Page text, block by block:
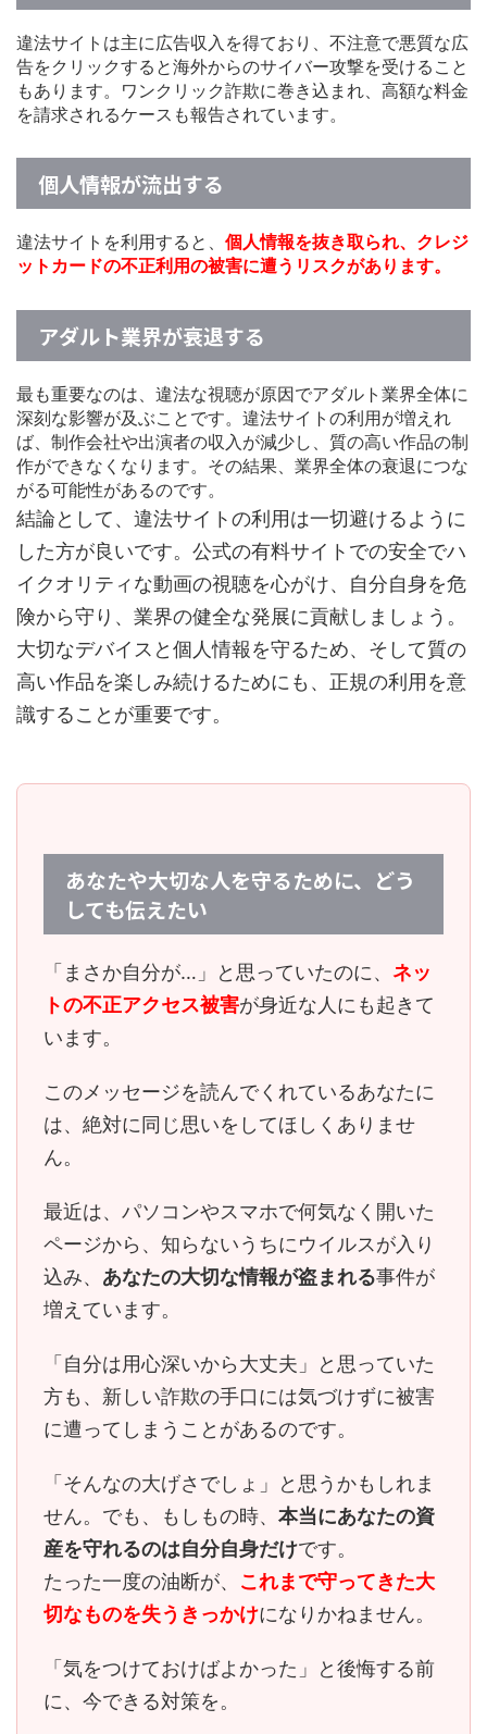
違法サイトは主に広告収入を得ており、不注意で悪質な広
告をクリックすると海外からのサイバー攻撃を受けること
もあります。ワンクリック詐欺に巻き込まれ、高額な料金
を請求されるケースも報告されています。
個人情報が流出する
違法サイトを利用すると、 個人情報を抜き取られ、クレジ
ットカードの不正利用の被害に遭うリスクがあります。
アダルト業界が衰退する
最も重要なのは、違法な視聴が原因でアダルト業界全体に
深刻な影響が及ぶことです。違法サイトの利用が増えれ
ば、制作会社や出演者の収入が減少し、質の高い作品の制
作ができなくなります。その結果、業界全体の衰退につな
がる可能性があるのです。
結論として、違法サイトの利用は一切避けるように
した方が良いです。公式の有料サイトでの安全でハ
イクオリティな動画の視聴を心がけ、自分自身を危
険から守り、業界の健全な発展に貢献しましょう。
大切なデバイスと個人情報を守るため、そして質の
高い作品を楽しみ続けるためにも、正規の利用を意
識することが重要です。
あなたや大切な人を守るために、どう
しても伝えたい
「まさか自分が…」と思っていたのに、 ネッ
トの不正アクセス被害が身近な人にも起きて
います。
このメッセージを読んでくれているあなたに
は、 絶対に同じ思いをしてほしくありませ
ん。
最近は、パソコンやスマホで何気なく開いた
ページから、知らないうちにウイルスが入り
込み、 あなたの大切な情報が盗まれる事件が
増えています。
「自分は用心深いから大丈夫」と思っていた
方も、 新しい詐欺の手口には気づけずに被害
に遭ってしまう ことがあるのです。
「そんなの大げさでしょ」と思うかもしれま
せん。でも、もしもの時、 本当にあなたの資
産を守れるのは自分自身だけです。
たった一度の油断が、 これまで守ってきた大
切なものを失うきっかけになりかねません。
「気をつけておけばよかった」と後悔する前
に、今できる対策を。